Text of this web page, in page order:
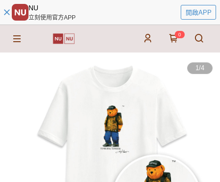
NU
立刻使用官方APP
開啟APP
0
1/4